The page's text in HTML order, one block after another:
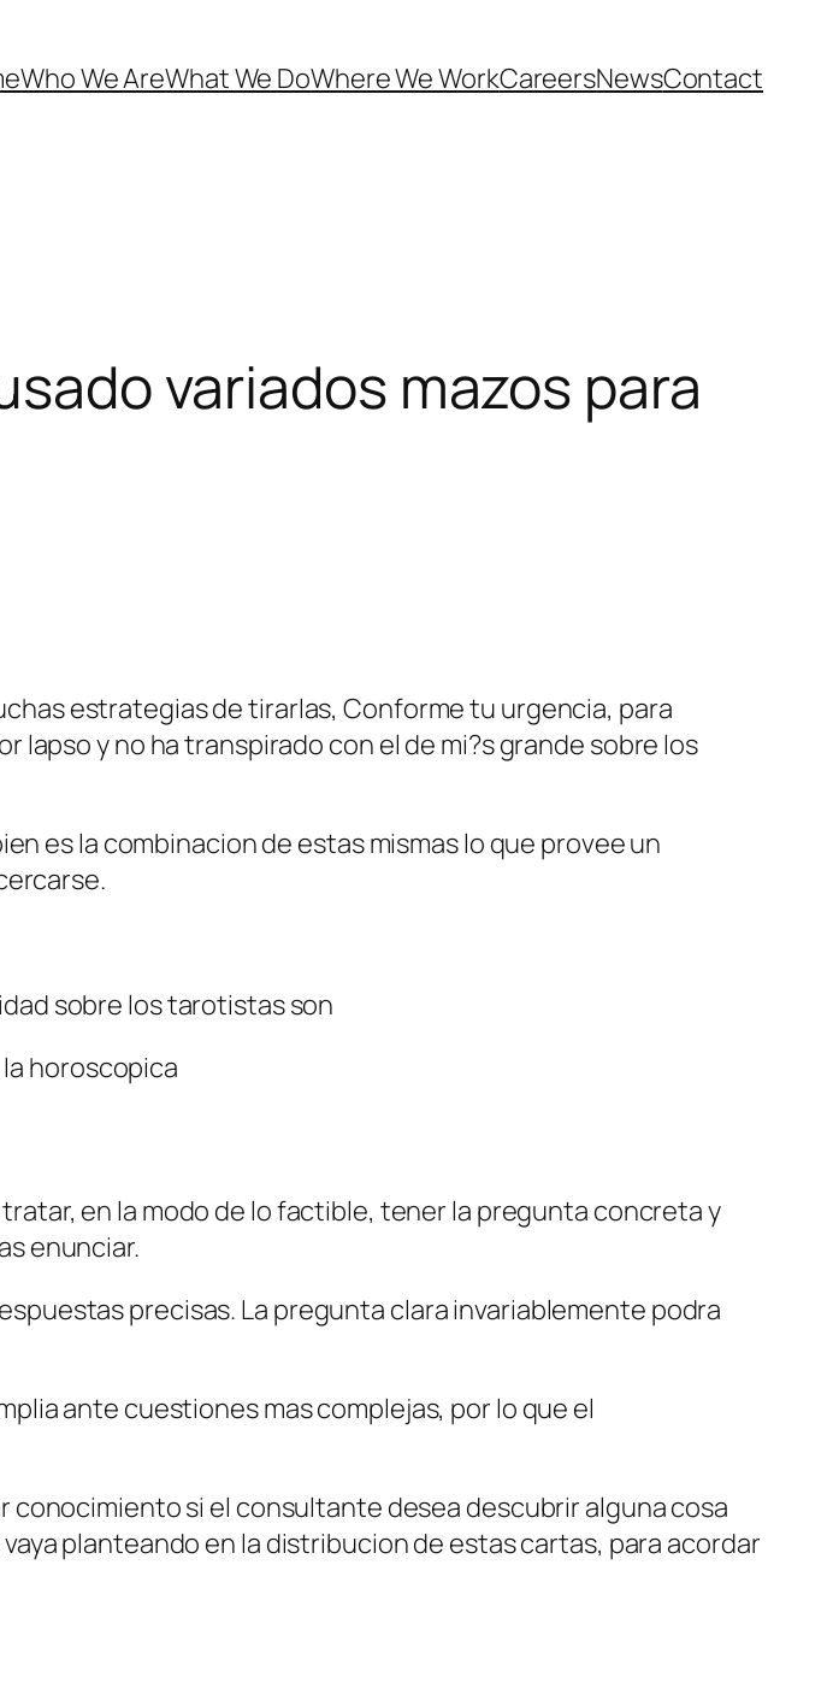
Who We AreWhat We DoWhere We WorkCareersNewsContact
variados mazos para
estrategi­as de tirarlas, Conforme tu urgencia, para
y no ha transpirado con el de mi?s grande sobre los
es la combinacion de estas mismas lo que provee un
sobre los tarotistas son
horoscopica
en la modo de lo factible, tener la pregunta concreta y
enunciar.
precisas. La pregunta clara invariablemente podra
ante cuestiones mas complejas, por lo que el
si el consultante desea descubrir alguna cosa
planteando en la distribucion de estas cartas, para acordar